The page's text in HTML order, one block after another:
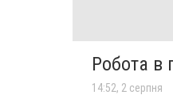
Робота в
14:52, 2 серпня